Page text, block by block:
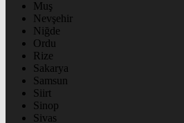
Muş
Nevşehir
Niğde
Ordu
Rize
Sakarya
Samsun
Siirt
Sinop
Sivas